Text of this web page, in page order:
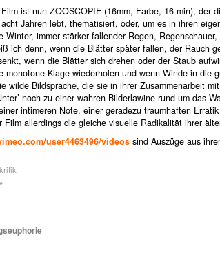
ist nun ZOOSCOPIE (16mm, Farbe, 16 min), der
Jahren lebt, thematisiert, oder, um es in ihren
Winter, immer stärker fallender Regen,
ich denn, wenn die Blätter später fallen, der Rauch
wenn die Blätter sich drehen oder der Staub
monotone Klage wiederholen und wenn Winde in die
wilde Bildsprache, die sie in ihrer Zusammenarbeit
noch zu einer wahren Bilderlawine rund um das
einer intimeren Note, einer geradezu traumhaften
Film allerdings die gleiche visuelle Radikalität ihrer
user4463496/videos sind Auszüge aus